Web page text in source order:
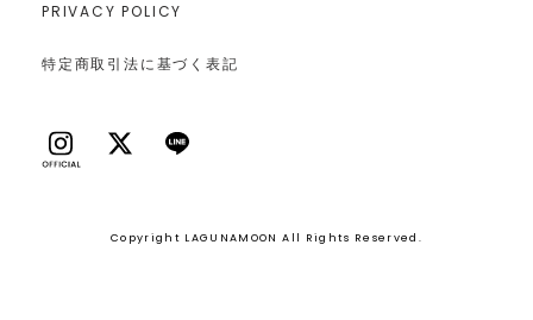
PRIVACY POLICY
特定商取引法に基づく表記
Copyright LAGUNAMOON All Rights Reserved.